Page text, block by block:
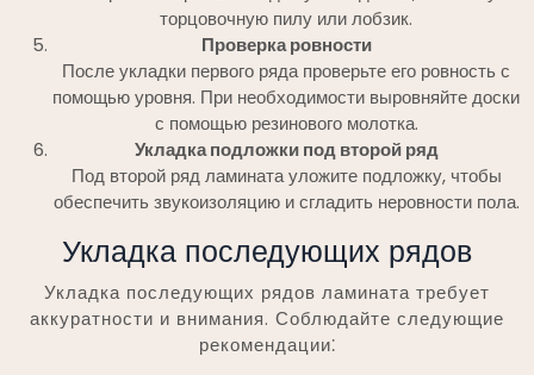
торцовочную пилу или лобзик.
Проверка ровности
После укладки первого ряда проверьте его ровность с
помощью уровня. При необходимости выровняйте доски
с помощью резинового молотка.
Укладка подложки под второй ряд
Под второй ряд ламината уложите подложку, чтобы
обеспечить звукоизоляцию и сгладить неровности пола.
Укладка последующих рядов
Укладка последующих рядов ламината требует
аккуратности и внимания. Соблюдайте следующие
рекомендации⁚